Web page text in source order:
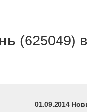
(625049)
01.09.2014